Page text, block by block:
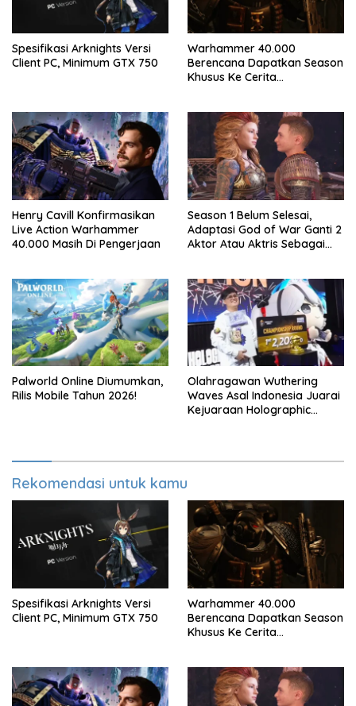
Spesifikasi Arknights Versi
Client PC, Minimum GTX 750
Warhammer 40.000
Berencana Dapatkan Season
Khusus Ke Cerita
Henry Cavill Konfirmasikan
Live Action Warhammer
40.000 Masih Di Pengerjaan
Season 1 Belum Selesai,
Adaptasi God of War Ganti 2
Aktor Atau Aktris Sebagai
Palworld Online Diumumkan,
Rilis Mobile Tahun 2026!
Olahragawan Wuthering
Waves Asal Indonesia Juarai
Kejuaraan Holographic
Rekomendasi untuk kamu
Spesifikasi Arknights Versi
Client PC, Minimum GTX 750
Warhammer 40.000
Berencana Dapatkan Season
Khusus Ke Cerita